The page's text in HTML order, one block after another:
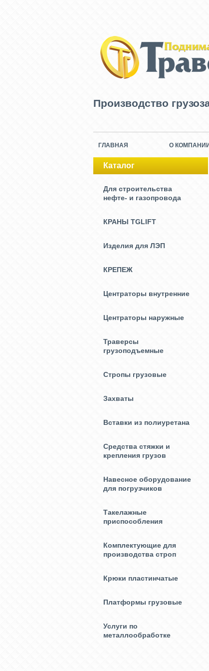
Производство
ГЛАВНАЯ О КОМПАНИИ
Каталог
Для строительства
нефте- и газопровода
КРАНЫ TGLIFT
Изделия для ЛЭП
КРЕПЕЖ
Центраторы внутренние
Центраторы наружные
Траверсы
грузоподъемные
Стропы грузовые
Захваты
Вставки из полиуретана
Средства стяжки и
крепления грузов
Навесное оборудование
для погрузчиков
Такелажные
приспособления
Комплектующие для
производства строп
Крюки пластинчатые
Платформы грузовые
Услуги по
металлообработке